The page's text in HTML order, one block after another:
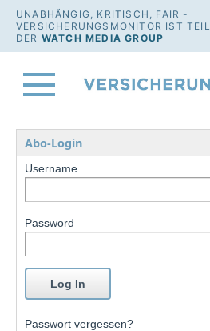
UNABHÄNGIG, KRITISCH, FAIR -
VERSICHERUNGSMONITOR IST TEIL
DER WATCH MEDIA GROUP
Abo-Login
Username
Password
Passwort vergessen?